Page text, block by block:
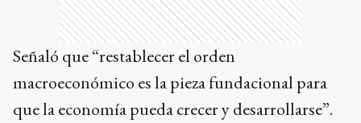
Señaló que “restablecer el orden
macroeconómico es la pieza fundacional para
que la economía pueda crecer y desarrollarse”.